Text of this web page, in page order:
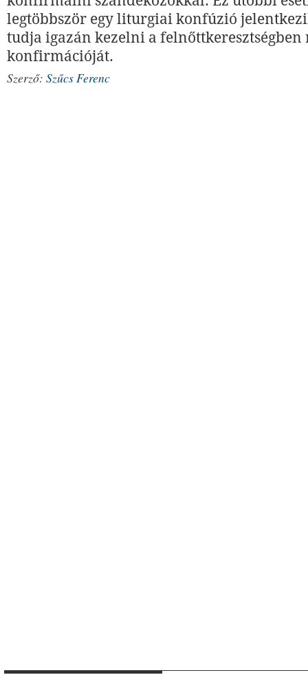
legtöbbször egy liturgiai konfúzió
tudja igazán kezelni a felnőttkeresztségben
konfirmációját.
Szerző: Szűcs Ferenc